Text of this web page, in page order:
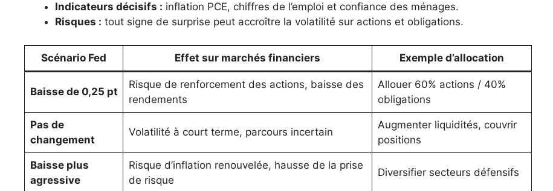
Indicateurs décisifs : inflation PCE, chiffres de l’emploi et confiance des ménages.
Risques : tout signe de surprise peut accroître la volatilité sur actions et obligations.
Scénario Fed Effet sur marchés financiers Exemple d’allocation
Baisse de 0,25 pt
Risque de renforcement des actions, baisse des
rendements
Allouer 60% actions / 40%
obligations
Pas de
changement
Volatilité à court terme, parcours incertain
Augmenter liquidités, couvrir
positions
Baisse plus
agressive
Risque d’inflation renouvelée, hausse de la prise
de risque
Diversifier secteurs défensifs